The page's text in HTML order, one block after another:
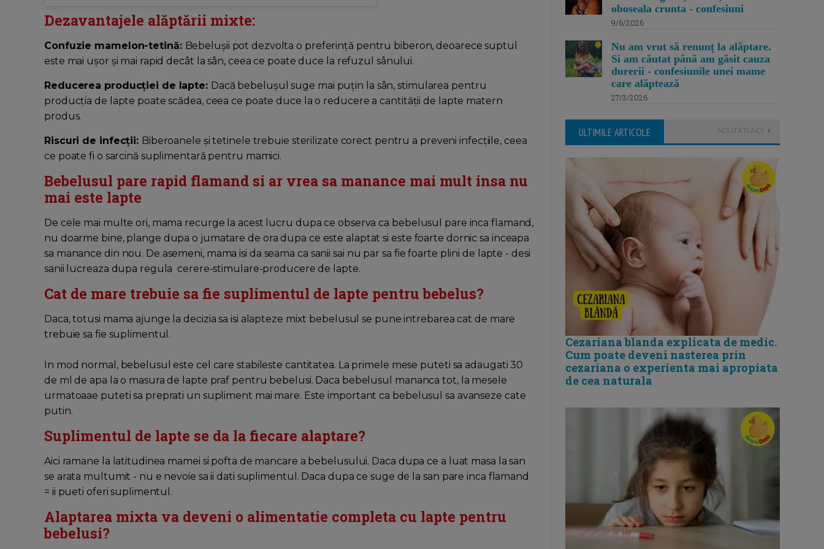
Dezavantajele alăptării mixte:
Confuzie mamelon-tetină: Bebelușii pot dezvolta o preferință pentru biberon, deoarece suptul
este mai ușor și mai rapid decât la sân, ceea ce poate duce la refuzul sânului.
Reducerea producției de lapte: Dacă bebelușul suge mai puțin la sân, stimularea pentru
producția de lapte poate scădea, ceea ce poate duce la o reducere a cantității de lapte matern
produs.
Riscuri de infecții: Biberoanele și tetinele trebuie sterilizate corect pentru a preveni infecțiile, ceea
ce poate fi o sarcină suplimentară pentru mamici.
Bebelusul pare rapid flamand si ar vrea sa manance mai mult insa nu
mai este lapte
De cele mai multe ori, mama recurge la acest lucru dupa ce observa ca bebelusul pare inca flamand,
nu doarme bine, plange dupa o jumatare de ora dupa ce este alaptat si este foarte dornic sa inceapa
sa manance din nou. De asemeni, mama isi da seama ca sanii sai nu par sa fie foarte plini de lapte - desi
sanii lucreaza dupa regula cerere-stimulare-producere de lapte.
Cat de mare trebuie sa fie suplimentul de lapte pentru bebelus?
Daca, totusi mama ajunge la decizia sa isi alapteze mixt bebelusul se pune intrebarea cat de mare
trebuie sa fie suplimentul.
In mod normal, bebelusul este cel care stabileste cantitatea. La primele mese puteti sa adaugati 30
de ml de apa la o masura de lapte praf pentru bebelusi. Daca bebelusul mananca tot, la mesele
urmatoaae puteti sa preprati un supliment mai mare. Este important ca bebelusul sa avanseze cate
putin.
Suplimentul de lapte se da la fiecare alaptare?
Aici ramane la latitudinea mamei si pofta de mancare a bebelusului. Daca dupa ce a luat masa la san
se arata multumit - nu e nevoie sa ii dati suplimentul. Daca dupa ce suge de la san pare inca flamand
= ii pueti oferi suplimentul.
Alaptarea mixta va deveni o alimentatie completa cu lapte pentru
bebelusi?
oboseala crunta - confesiuni
9/6/2026
Nu am vrut să renunț la alăptare.
Si am căutat până am găsit cauza
durerii - confesiunile unei mame
care alăptează
27/3/2026
ULTIMILE ARTICOLE NOUTATI AICI
Cezariana blanda explicata de medic.
Cum poate deveni nasterea prin
cezariana o experienta mai apropiata
de cea naturala